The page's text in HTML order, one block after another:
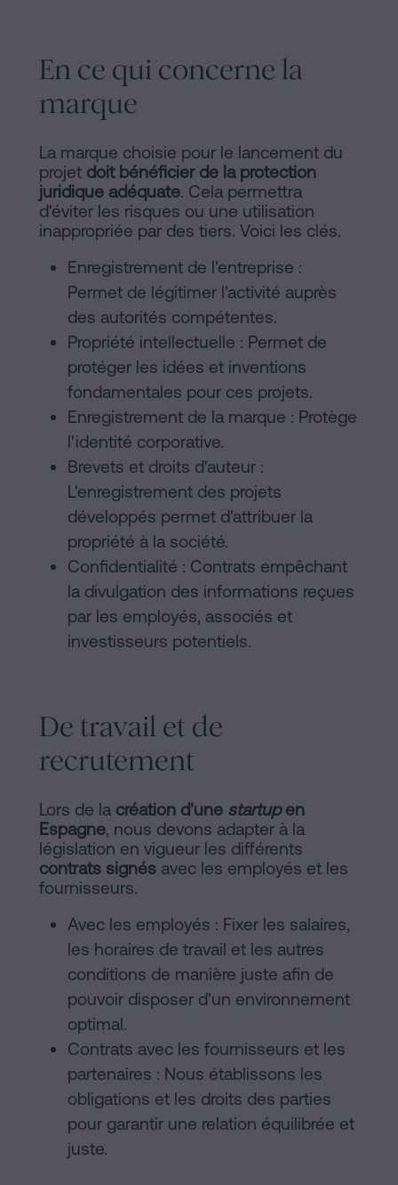
En ce qui concerne la
marque
La marque choisie pour le lancement du
projet doit bénéficier de la protection
juridique adéquate. Cela permettra
d'éviter les risques ou une utilisation
inappropriée par des tiers. Voici les clés.
Enregistrement de l'entreprise :
Permet de légitimer l'activité auprès
des autorités compétentes.
Propriété intellectuelle : Permet de
protéger les idées et inventions
fondamentales pour ces projets.
Enregistrement de la marque : Protège
l'identité corporative.
Brevets et droits d'auteur :
L'enregistrement des projets
développés permet d'attribuer la
propriété à la société.
Confidentialité : Contrats empêchant
la divulgation des informations reçues
par les employés, associés et
investisseurs potentiels.
De travail et de
recrutement
Lors de la création d'une startupen
Espagne, nous devons adapter à la
législation en vigueur les différents
contrats signés avec les employés et les
fournisseurs.
Avec les employés : Fixer les salaires,
les horaires de travail et les autres
conditions de manière juste afin de
pouvoir disposer d'un environnement
optimal.
Contrats avec les fournisseurs et les
partenaires : Nous établissons les
obligations et les droits des parties
pour garantir une relation équilibrée et
juste.